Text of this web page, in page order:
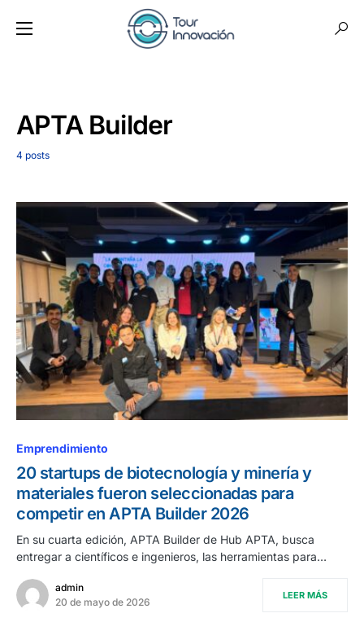
APTA Builder
4 posts
Emprendimiento
20 startups de biotecnología y minería y
materiales fueron seleccionadas para
competir en APTA Builder 2026
En su cuarta edición, APTA Builder de Hub APTA, busca
entregar a científicos e ingenieros, las herramientas para…
admin
20 de mayo de 2026
LEER MÁS